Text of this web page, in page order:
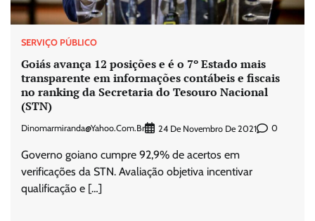
SERVIÇO PÚBLICO
Goiás avança 12 posições e é o 7º Estado mais
transparente em informações contábeis e fiscais
no ranking da Secretaria do Tesouro Nacional
(STN)
Dinomarmiranda@yahoo.com.br 24 De Novembro De 2021 0
Governo goiano cumpre 92,9% de acertos em
verificações da STN. Avaliação objetiva incentivar
qualificação e […]